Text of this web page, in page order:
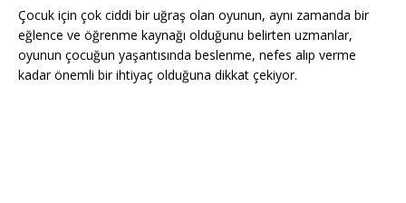
Çocuk için çok ciddi bir uğraş olan oyunun, aynı zamanda bir
eğlence ve öğrenme kaynağı olduğunu belirten uzmanlar,
oyunun çocuğun yaşantısında beslenme, nefes alıp verme
kadar önemli bir ihtiyaç olduğuna dikkat çekiyor.